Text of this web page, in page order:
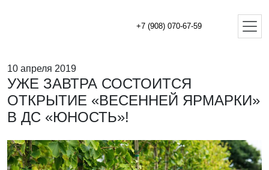
+7 (908) 070-67-59
10 апреля 2019
УЖЕ ЗАВТРА СОСТОИТСЯ
ОТКРЫТИЕ «ВЕСЕННЕЙ ЯРМАРКИ»
В ДС «ЮНОСТЬ»!